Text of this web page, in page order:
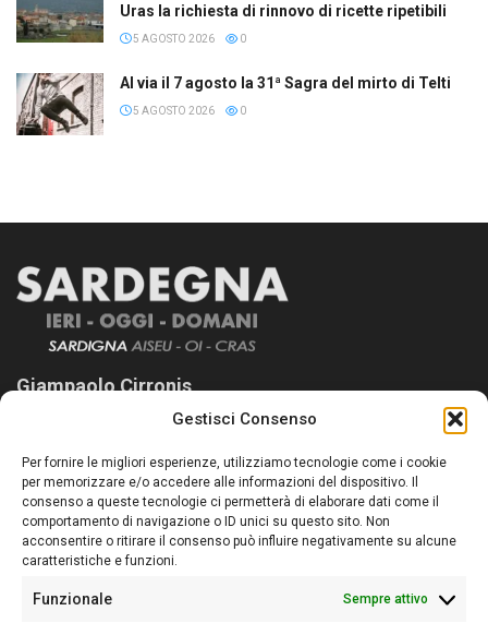
Gestisci Consenso
Per fornire le migliori esperienze, utilizziamo tecnologie come i cookie
per memorizzare e/o accedere alle informazioni del dispositivo. Il
consenso a queste tecnologie ci permetterà di elaborare dati come il
comportamento di navigazione o ID unici su questo sito. Non
acconsentire o ritirare il consenso può influire negativamente su alcune
caratteristiche e funzioni.
Funzionale Sempre attivo
Uras la richiesta di rinnovo di ricette ripetibili
5 AGOSTO 2026 0
Al via il 7 agosto la 31ª Sagra del mirto di Telti
5 AGOSTO 2026 0
Giampaolo Cirronis
Sardegna Ieri-Oggi-Domani nasce per informare “liberamente” i
lettori su quanto accade in Sardegna, con un occhio rivolto al
nostro passato e, soprattutto, al nostro futuro
Follow Us